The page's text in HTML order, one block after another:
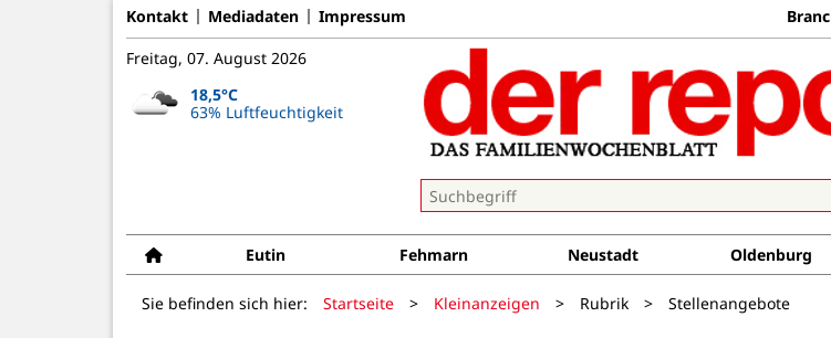
Kontakt Mediadaten Impressum
Freitag, 07. August 2026
18,5°C
63% Luftfeuchtigkeit
Eutin Fehmarn Neustadt Oldenburg
Sie befinden sich hier: Startseite > Kleinanzeigen > Rubrik > Stellenangebote